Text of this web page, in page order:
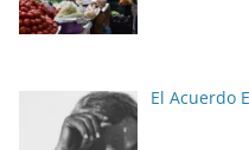
El Acuerdo